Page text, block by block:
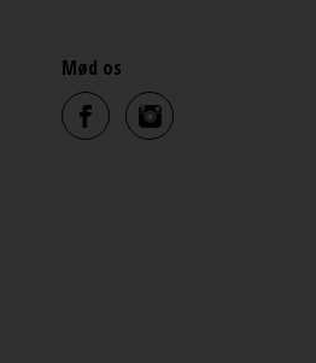
Mød os